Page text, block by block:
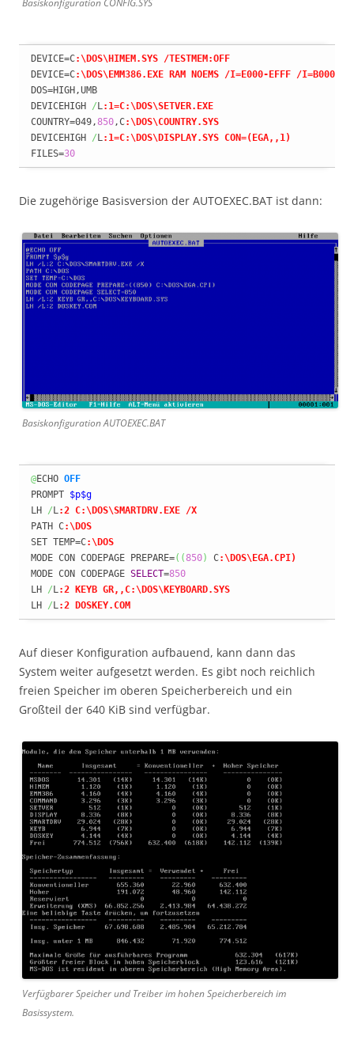
DEVICE=C:\DOS\HIMEM.SYS /TESTMEM:OFF
DEVICE=C:\DOS\EMM386.EXE RAM NOEMS /I=E000-EFFF /I=B000-
DOS=HIGH,UMB
DEVICEHIGH /L :1=C:\DOS\SETVER.EXE
COUNTRY=049,850 ,C:\DOS\COUNTRY.SYS
DEVICEHIGH /L :1=C:\DOS\DISPLAY.SYS CON=(EGA,,1)
FILES=30
Die zugehörige Basisversion der AUTOEXEC.BAT ist dann:
Basiskonfiguration AUTOEXEC.BAT
@ECHO OFF
PROMPT $p$g
LH /L :2 C:\DOS\SMARTDRV.EXE /X
PATH C:\DOS
SET TEMP=C:\DOS
MODE CON CODEPAGE PREPARE=( (850) C:\DOS\EGA.CPI)
MODE CON CODEPAGE SELECT=850
LH /L :2 KEYB GR,,C:\DOS\KEYBOARD.SYS
LH /L :2 DOSKEY.COM
Auf dieser Konfiguration aufbauend, kann dann das
System weiter aufgesetzt werden. Es gibt noch reichlich
freien Speicher im oberen Speicherbereich und ein
Großteil der 640 KiB sind verfügbar.
Verfügbarer Speicher und Treiber im hohen Speicherbereich im
Basissystem.